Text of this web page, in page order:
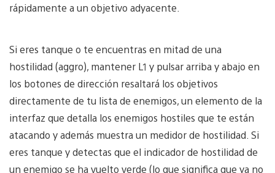
rápidamente a un objetivo adyacente.
Si eres tanque o te encuentras en mitad de una
hostilidad (aggro), mantener L1 y pulsar arriba y abajo en
los botones de dirección resaltará los objetivos
directamente de tu lista de enemigos, un elemento de la
interfaz que detalla los enemigos hostiles que te están
atacando y además muestra un medidor de hostilidad. Si
eres tanque y detectas que el indicador de hostilidad de
un enemigo se ha vuelto verde (lo que significa que ya no